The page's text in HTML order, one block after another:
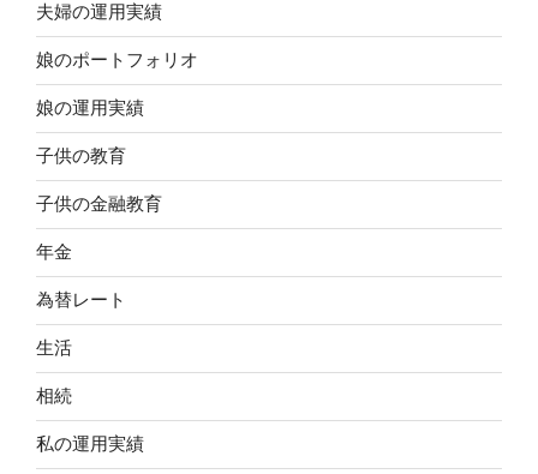
夫婦の運用実績
娘のポートフォリオ
娘の運用実績
子供の教育
子供の金融教育
年金
為替レート
生活
相続
私の運用実績